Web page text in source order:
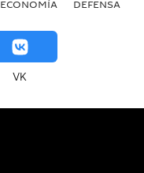
ECONOMÍA DEFENSA
VK